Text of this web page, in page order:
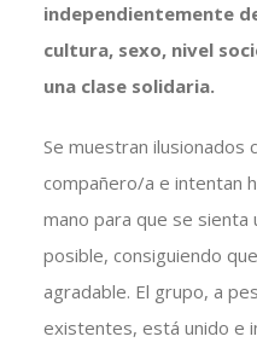
independientemente
cultura, sexo, nivel
una clase solidaria.
Se muestran ilusionados
compañero/a e intentan
mano para que se sienta
posible, consiguiendo
agradable. El grupo, a
existentes, está unido e